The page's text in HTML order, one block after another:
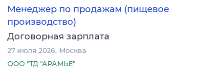
Менеджер по продажам (пищевое
производство)
Договорная зарплата
27 июля 2026 Москва
ООО "ТД "АРАМЬЕ"